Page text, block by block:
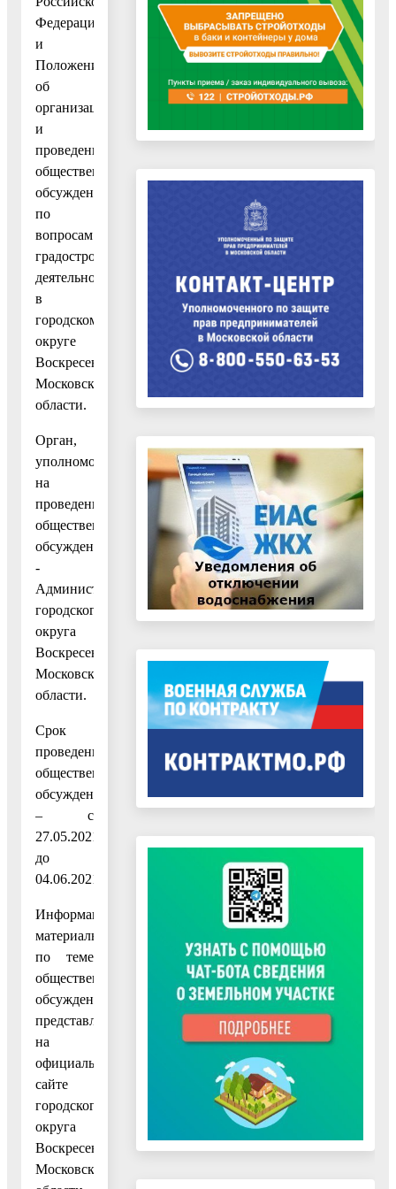
Федерации
и
Положением
об
организации
и
проведении
общественных
обсуждений
по
вопросам
градостроительной
деятельности
в
городском
округе
Воскресенск
Московской
области.
Орган,
уполномоченный
на
проведение
общественных
обсуждений,
-
Администрация
городского
округа
Воскресенск
Московской
области.
Срок
проведения
общественных
обсуждений
– с
27.05.2021
до
04.06.2021.
Информационные
материалы
по теме
общественных
обсуждений
представлены
на
официальном
сайте
городского
округа
Воскресенск
Московской